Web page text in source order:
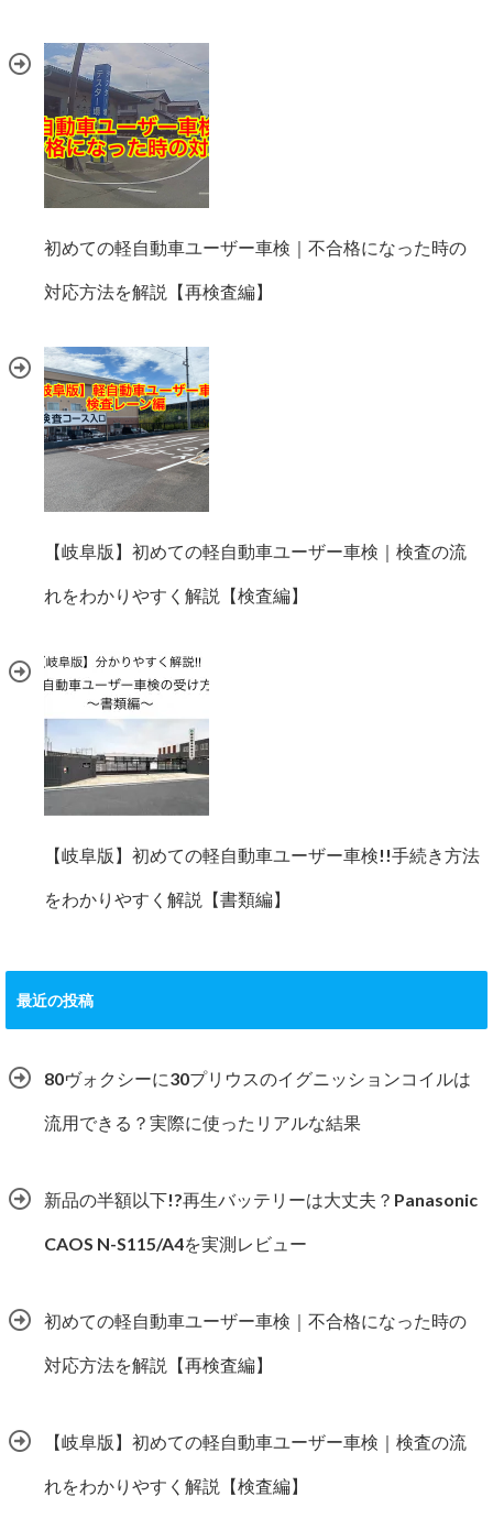
初めての軽自動車ユーザー車検｜不合格になった時の
対応方法を解説【再検査編】
【岐阜版】初めての軽自動車ユーザー車検｜検査の流
れをわかりやすく解説【検査編】
【岐阜版】初めての軽自動車ユーザー車検!!手続き方法
をわかりやすく解説【書類編】
最近の投稿
80ヴォクシーに30プリウスのイグニッションコイルは
流用できる？実際に使ったリアルな結果
新品の半額以下!?再生バッテリーは大丈夫？Panasonic
CAOS N-S115/A4を実測レビュー
初めての軽自動車ユーザー車検｜不合格になった時の
対応方法を解説【再検査編】
【岐阜版】初めての軽自動車ユーザー車検｜検査の流
れをわかりやすく解説【検査編】